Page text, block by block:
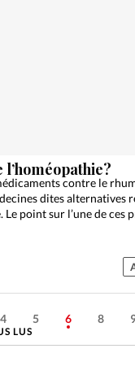
contre le
dites alternatives
Le point sur l’une de ces
4 5 6 8
LUS